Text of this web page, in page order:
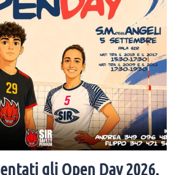
gli Open Day 2026.